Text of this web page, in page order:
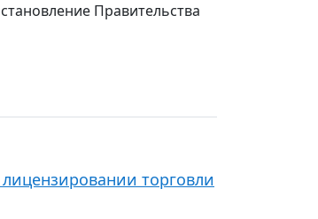
Правительства
торговли